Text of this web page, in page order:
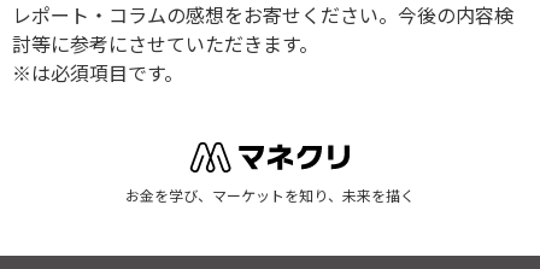
レポート・コラムの感想をお寄せください。今後の内容検
討等に参考にさせていただきます。
※は必須項目です。
お金を学び、マーケットを知り、未来を描く